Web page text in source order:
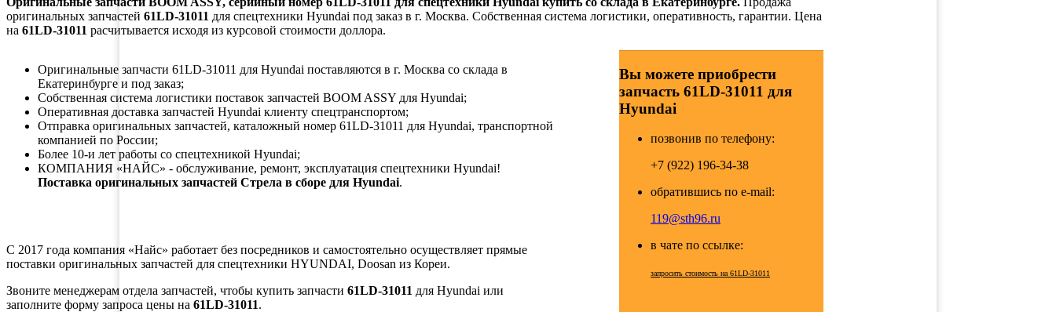
оригинальных запчастей 61LD-31011 для спецтехники Hyundai под заказ в г. Москва. Собственная система логистики, оперативность, гарантии. Цена
на 61LD-31011 расчитывается исходя из курсовой стоимости доллора.
Оригинальные запчасти 61LD-31011 для Hyundai поставляются в г. Москва со склада в
Екатеринбурге и под заказ;
Собственная система логистики поставок запчастей BOOM ASSY для Hyundai;
Оперативная доставка запчастей Hyundai клиенту спецтранспортом;
Отправка оригинальных запчастей, каталожный номер 61LD-31011 для Hyundai, транспортной
компанией по России;
Более 10-и лет работы со спецтехникой Hyundai;
КОМПАНИЯ «НАЙС» - обслуживание, ремонт, эксплуатация спецтехники Hyundai!
Поставка оригинальных запчастей Стрела в сборе для Hyundai.
С 2017 года компания «Найс» работает без посредников и самостоятельно осуществляет прямые
поставки оригинальных запчастей для спецтехники HYUNDAI, Doosan из Кореи.
Звоните менеджерам отдела запчастей, чтобы купить запчасти 61LD-31011 для Hyundai или
заполните форму запроса цены на 61LD-31011.
Вы можете приобрести
запчасть 61LD-31011 для
Hyundai
позвонив по телефону:
+7 (922) 196-34-38
обратившись по e-mail:
119@sth96.ru
в чате по ссылке:
запросить стоимость на 61LD-31011